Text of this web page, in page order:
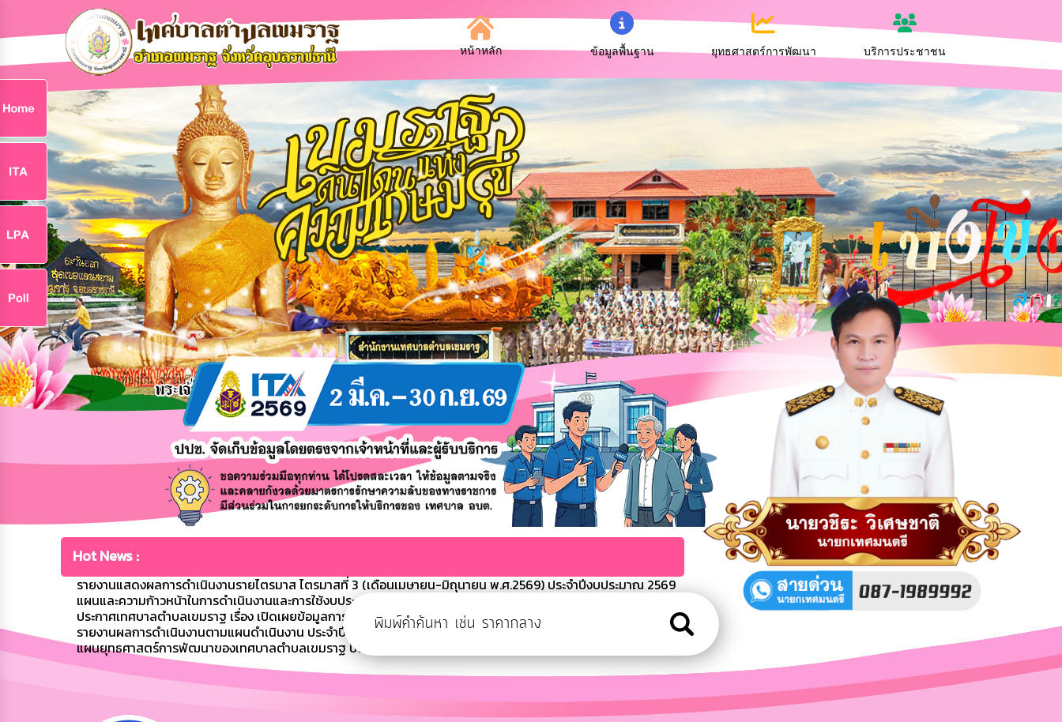
หน้าหลัก ข้อมูลพื้นฐาน ยุทธศาสตร์การพัฒนา บริการประชาชน
Hot News :
รายงานแสดงผลการดำเนินงานรายไตรมาส ไตรมาสที่ 3 (เดือนเมษายน-มิถุนายน พ.ศ.2569) ประจำปีงบประมาณ 2569
แผนและความก้าวหน้าในการดำเนินงานและการใช้งบประมาณประจำปี พ.ศ.2568
ประกาศเทศบาลตำบลเขมราฐ เรื่อง เปิดเผยข้อมูลการจ่ายขาดของเทศบาลตำบลเขมราฐ
รายงานผลการดำเนินงานตามแผนดำเนินงาน ประจำปีงบประมาณ 2568
แผนยุทธศาสตร์การพัฒนาของเทศบาลตำบลเขมราฐ ปีงบประมาณ พ.ศ.2569